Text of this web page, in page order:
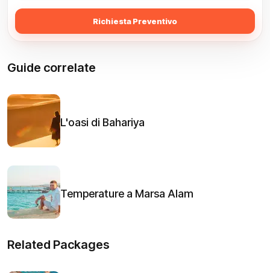
Richiesta Preventivo
Guide correlate
L'oasi di Bahariya
Temperature a Marsa Alam
Related Packages